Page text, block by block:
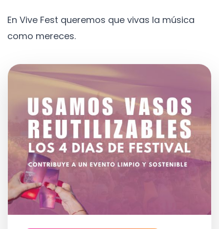
En Vive Fest queremos que vivas la música
como mereces.